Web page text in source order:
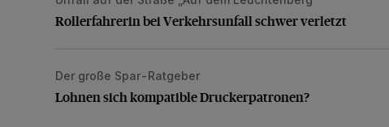
Rollerfahrerin bei Verkehrsunfall schwer verletzt
Lohnen sich kompatible Druckerpatronen?
Der große Spar-Ratgeber
Lohnen sich kompatible Druckerpatronen?